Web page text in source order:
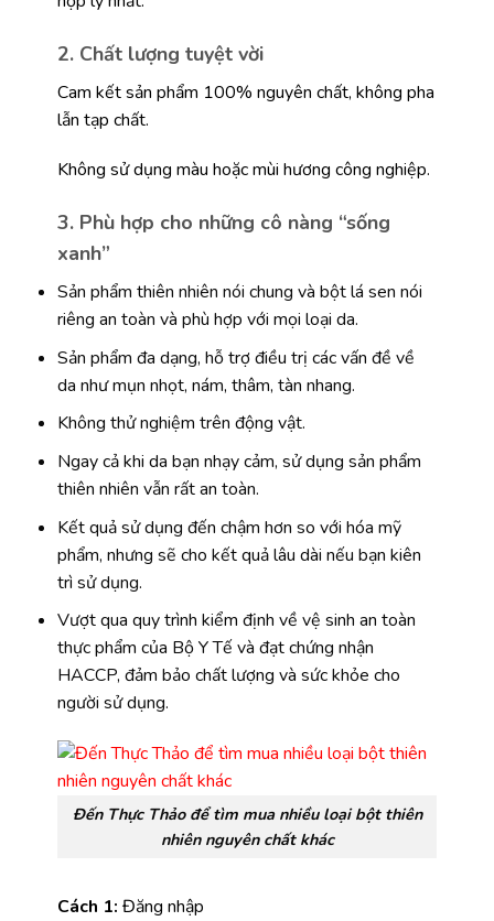
2. Chất lượng tuyệt vời
Cam kết sản phẩm 100% nguyên chất, không pha
lẫn tạp chất.
Không sử dụng màu hoặc mùi hương công nghiệp.
3. Phù hợp cho những cô nàng “sống
xanh”
Sản phẩm thiên nhiên nói chung và bột lá sen nói
riêng an toàn và phù hợp với mọi loại da.
Sản phẩm đa dạng, hỗ trợ điều trị các vấn đề về
da như mụn nhọt, nám, thâm, tàn nhang.
Không thử nghiệm trên động vật.
Ngay cả khi da bạn nhạy cảm, sử dụng sản phẩm
thiên nhiên vẫn rất an toàn.
Kết quả sử dụng đến chậm hơn so với hóa mỹ
phẩm, nhưng sẽ cho kết quả lâu dài nếu bạn kiên
trì sử dụng.
Vượt qua quy trình kiểm định về vệ sinh an toàn
thực phẩm của Bộ Y Tế và đạt chứng nhận
HACCP, đảm bảo chất lượng và sức khỏe cho
người sử dụng.
Đến Thực Thảo để tìm mua nhiều loại bột thiên
nhiên nguyên chất khác
Cách 1: Đăng nhập